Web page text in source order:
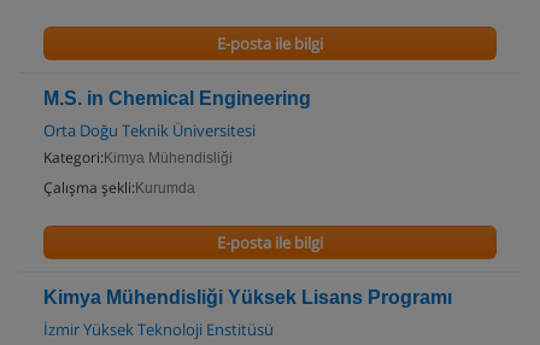
E-posta ile bilgi
M.S. in Chemical Engineering
Orta Doğu Teknik Üniversitesi
Kategori: Kimya Mühendisliği
Çalışma şekli: Kurumda
E-posta ile bilgi
Kimya Mühendisliği Yüksek Lisans Programı
İzmir Yüksek Teknoloji Enstitüsü